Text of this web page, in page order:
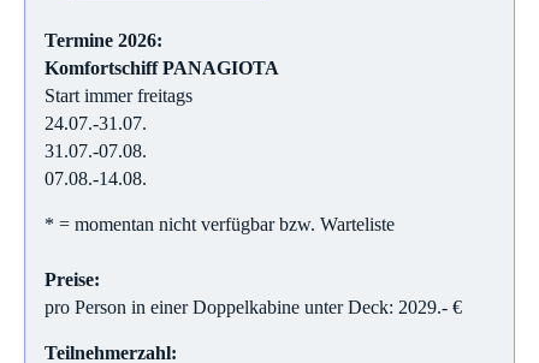
Termine 2026:
Komfortschiff PANAGIOTA
Start immer freitags
24.07.-31.07.
31.07.-07.08.
07.08.-14.08.
* = momentan nicht verfügbar bzw. Warteliste
Preise:
pro Person in einer Doppelkabine unter Deck: 2029.- €
Teilnehmerzahl: